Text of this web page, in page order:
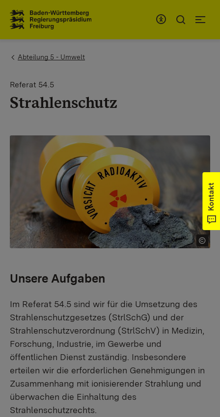
You are here:
Abteilung 5 - Umwelt
Referat 54.5
Strahlenschutz
Kontakt
Unsere Aufgaben
Im Referat 54.5 sind wir für die Umsetzung des
Strahlenschutzgesetzes (StrlSchG) und der
Strahlenschutzverordnung (StrlSchV) in Medizin,
Forschung, Industrie, im Gewerbe und
öffentlichen Dienst zuständig. Insbesondere
erteilen wir die erforderlichen Genehmigungen in
Zusammenhang mit ionisierender Strahlung und
überwachen die Einhaltung des
Strahlenschutzrechts.